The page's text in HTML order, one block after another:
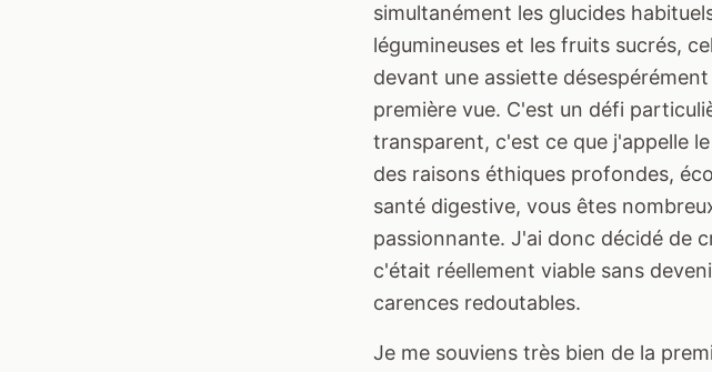
simultanément les glucides
légumineuses et les fruits sucrés,
devant une assiette
première vue. C'est un défi
transparent, c'est ce que j'appelle
des raisons éthiques profondes,
santé digestive, vous êtes
passionnante. J'ai donc décidé de
c'était réellement viable sans
carences redoutables.
Je me souviens très bien de la